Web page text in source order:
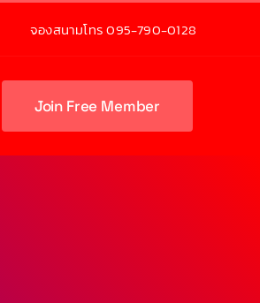
จองสนามโทร 095-790-0128
Join Free Member